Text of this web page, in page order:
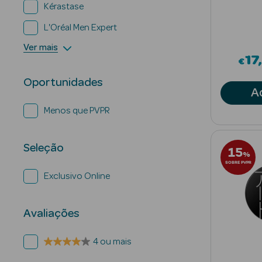
Kérastase
L'Oréal Men Expert
Ver mais
Oportunidades
Menos que PVPR
Seleção
Exclusivo Online
Avaliações
4 ou mais
€17
15%
SOBRE PVPR